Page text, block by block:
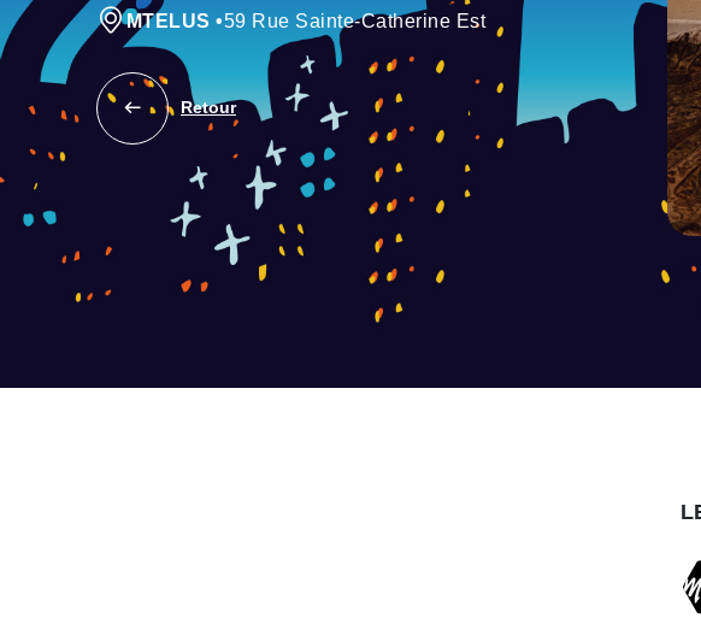
MTELUS •59 Rue Sainte-Catherine Est
Retour